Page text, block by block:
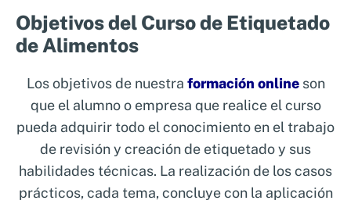
Realiza el mejor Curso de
Etiquetado de Alimentos
En este curso aprenderás todo lo necesario
para crear etiquetas alimentarias que
cumplan con las normativas vigentes en
cuanto a información nutricional,
ingredientes, alérgenos y más. Con un
enfoque práctico y teórico, estarás
Objetivos del Curso de Etiquetado
de Alimentos
Los objetivos de nuestra formación onlineson
que el alumno o empresa que realice el curso
pueda adquirir todo el conocimiento en el trabajo
de revisión y creación de etiquetado y sus
habilidades técnicas. La realización de los casos
prácticos, cada tema, concluye con la aplicación